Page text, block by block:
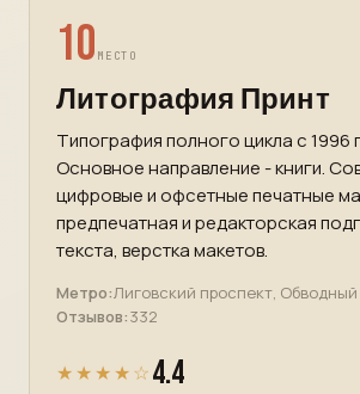
10 МЕСТО
Литография Принт
Типография полного цикла с 1996
Основное направление - книги.
цифровые и офсетные печатные
предпечатная и редакторская
текста, верстка макетов.
Метро:Лиговский проспект,
Отзывов:332
★★★★☆ 4.4